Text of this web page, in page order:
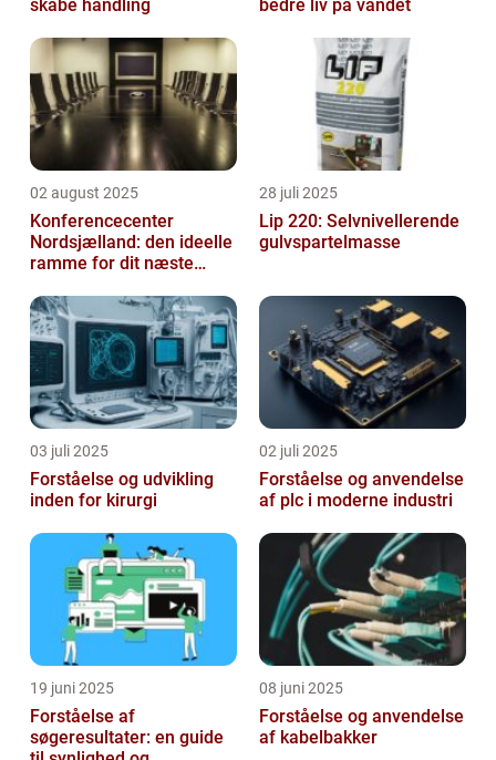
skabe handling
bedre liv på vandet
02 august 2025
Konferencecenter
Nordsjælland: den ideelle
ramme for dit næste
28 juli 2025
Lip 220: Selvnivellerende
gulvspartelmasse
03 juli 2025
Forståelse og udvikling
inden for kirurgi
02 juli 2025
Forståelse og anvendelse
af plc i moderne industri
19 juni 2025
Forståelse af
søgeresultater: en guide
08 juni 2025
Forståelse og anvendelse
af kabelbakker